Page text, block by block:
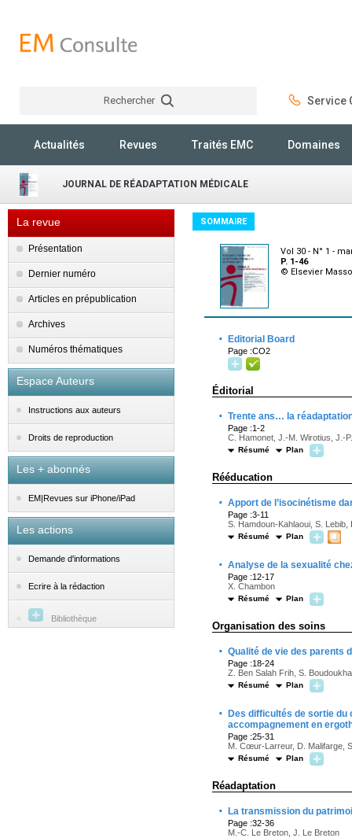
Rechercher Service
Actualités Revues Traités EMC Domaines
JOURNAL DE RÉADAPTATION MÉDICALE
La revue
Présentation
Dernier numéro
Articles en prépublication
Archives
Numéros thématiques
Espace Auteurs
Instructions aux auteurs
Droits de reproduction
Les + abonnés
EM|Revues sur iPhone/iPad
Les actions
Demande d'informations
Ecrire à la rédaction
Bibliothèque
SOMMAIRE
Vol 30 - N° 1 -
P. 1-46
© Elsevier
· Editorial Board
Page :CO2
Éditorial
· Trente ans… la
Page :1-2
C. Hamonet, J.-M. Wirotius, J.-
Résumé Plan
Rééducation
· Apport de l’isocinétisme
Page :3-11
S. Hamdoun-Kahlaoui, S.
Résumé Plan
· Analyse de la sexualité
Page :12-17
X. Chambon
Résumé Plan
Organisation des soins
· Qualité de vie des parents
Page :18-24
Z. Ben Salah Frih, S.
Résumé Plan
·
Des difficultés de sortie
accompagnement en
Page :25-31
M. Cœur-Larreur, D. Malifarge,
Résumé Plan
Réadaptation
· La transmission du
Page :32-36
M.-C. Le Breton, J. Le Breton